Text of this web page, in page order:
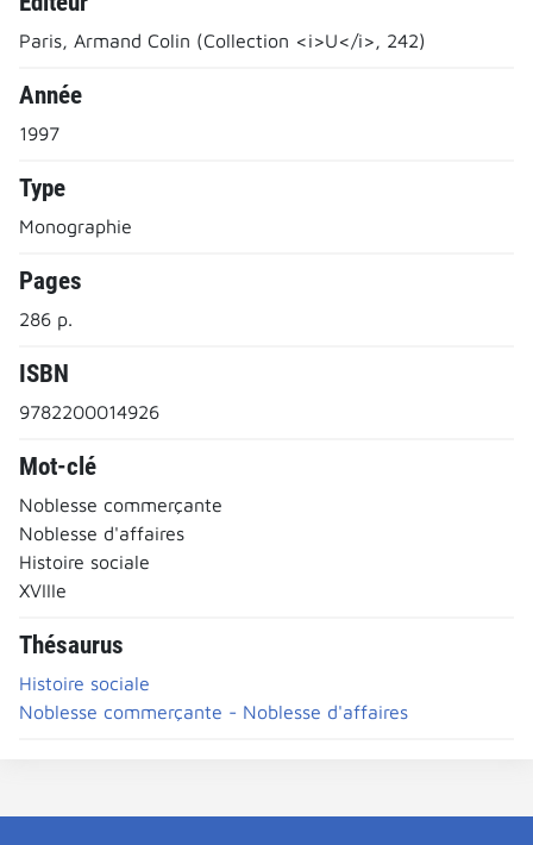
Paris, Armand Colin (Collection <i>U</i>, 242)
Année
1997
Type
Monographie
Pages
286 p.
ISBN
9782200014926
Mot-clé
Noblesse commerçante
Noblesse d'affaires
Histoire sociale
XVIIIe
Thésaurus
Histoire sociale
Noblesse commerçante - Noblesse d'affaires